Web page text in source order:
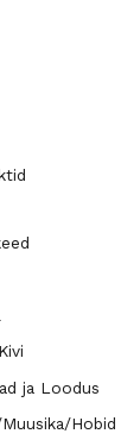
ja Loodus
Hobid